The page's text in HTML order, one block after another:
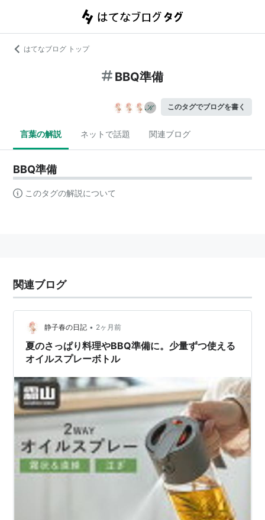
はてなブログ トップ
BBQ準備
このタグでブログを書く
言葉の解説 ネットで話題 関連ブログ
BBQ準備
このタグの解説について
関連ブログ
静子春の日記 • 2ヶ月前
夏のさっぱり料理やBBQ準備に。少量ずつ使える
オイルスプレーボトル